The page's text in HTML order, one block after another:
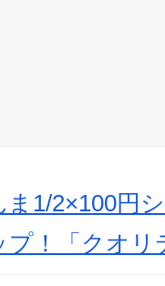
ま1/2×100円
プ！「クオリ